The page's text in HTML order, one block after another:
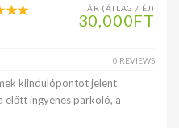
ÁR (ÁTLAG / ÉJ)
30,000FT
0 REVIEWS
kiindulópontot jelent
előtt ingyenes parkoló, a